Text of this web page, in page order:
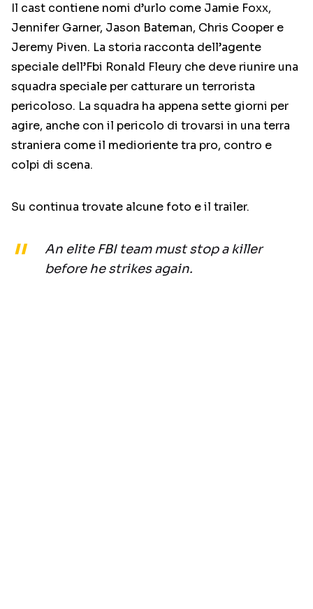
Il cast contiene nomi d’urlo come Jamie Foxx,
Jennifer Garner, Jason Bateman, Chris Cooper e
Jeremy Piven. La storia racconta dell’agente
speciale dell’Fbi Ronald Fleury che deve riunire una
squadra speciale per catturare un terrorista
pericoloso. La squadra ha appena sette giorni per
agire, anche con il pericolo di trovarsi in una terra
straniera come il medioriente tra pro, contro e
colpi di scena.
Su continua trovate alcune foto e il trailer.
An elite FBI team must stop a killer
before he strikes again.